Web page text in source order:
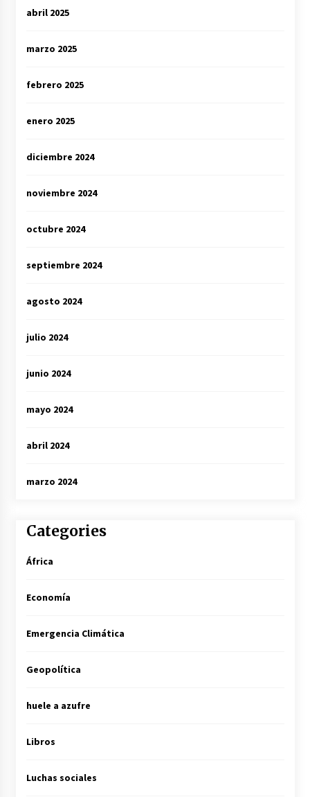
abril 2025
marzo 2025
febrero 2025
enero 2025
diciembre 2024
noviembre 2024
octubre 2024
septiembre 2024
agosto 2024
julio 2024
junio 2024
mayo 2024
abril 2024
marzo 2024
Categories
África
Economía
Emergencia Climática
Geopolítica
huele a azufre
Libros
Luchas sociales